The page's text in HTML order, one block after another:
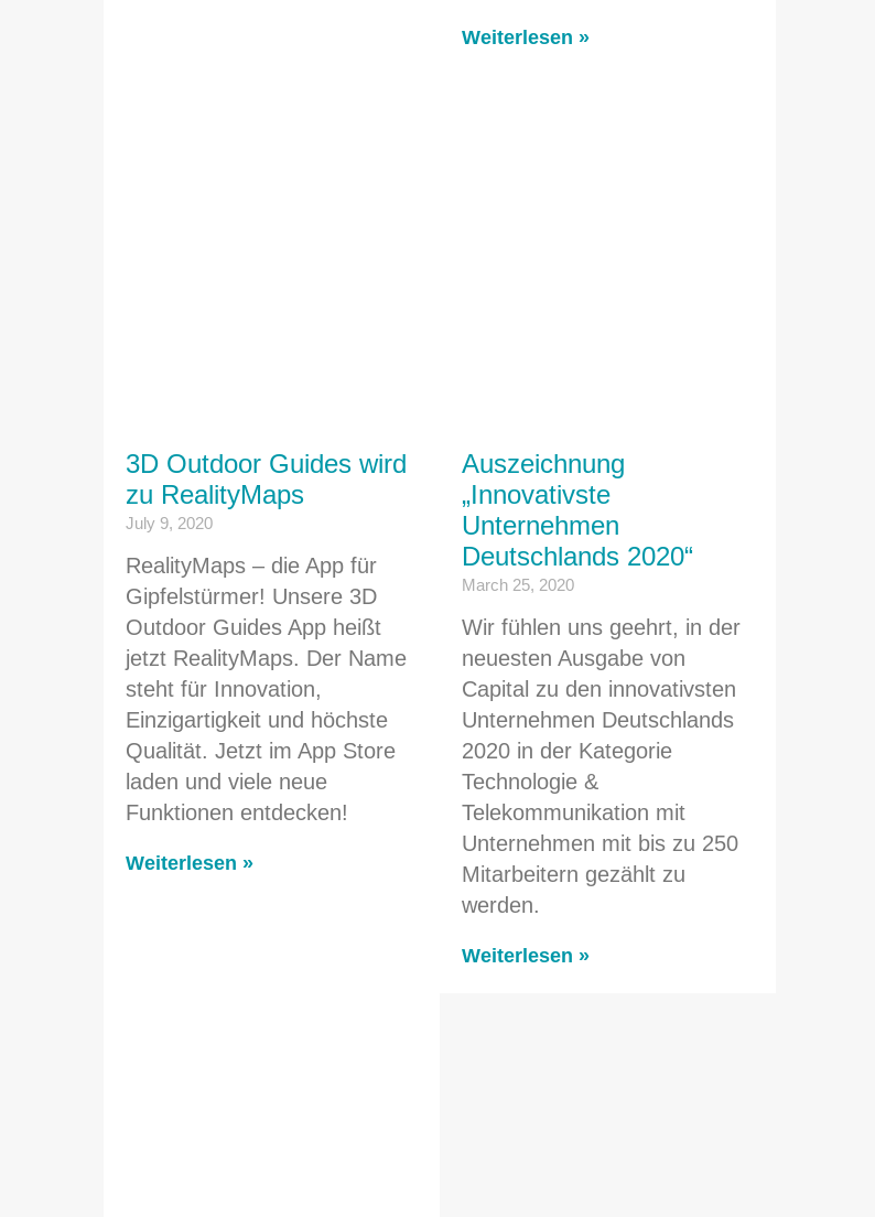
Weiterlesen »
3D Outdoor Guides wird
zu RealityMaps
July 9, 2020
RealityMaps – die App für
Gipfelstürmer! Unsere 3D
Outdoor Guides App heißt
jetzt RealityMaps. Der Name
steht für Innovation,
Einzigartigkeit und höchste
Qualität. Jetzt im App Store
laden und viele neue
Funktionen entdecken!
Weiterlesen »
Auszeichnung
„Innovativste
Unternehmen
Deutschlands 2020“
March 25, 2020
Wir fühlen uns geehrt, in der
neuesten Ausgabe von
Capital zu den innovativsten
Unternehmen Deutschlands
2020 in der Kategorie
Technologie &
Telekommunikation mit
Unternehmen mit bis zu 250
Mitarbeitern gezählt zu
werden.
Weiterlesen »